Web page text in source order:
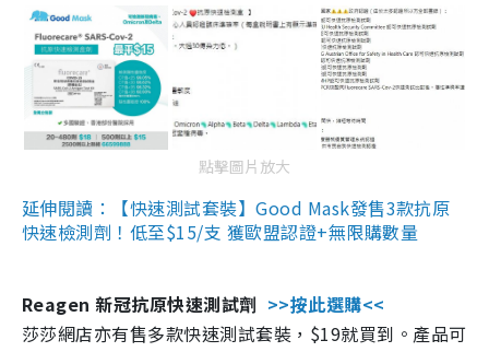
點擊圖片放大
延伸閱讀：【快速測試套裝】Good Mask發售3款抗原
快速檢測劑！低至$15/支 獲歐盟認證+無限購數量
Reagen 新冠抗原快速測試劑 >>按此選購<<
莎莎網店亦有售多款快速測試套裝，$19就買到。產品可